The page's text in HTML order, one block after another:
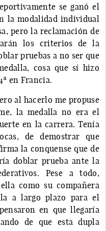
se ganó el
la modalidad individual
pero la reclamación de
los criterios de la
pruebas a no ser que
cosa que sí hizo
en Francia.
al hacerlo me propuse
la medalla no era el
en la carrera. Tenía
de demostrar que
la conquense que de
doblar prueba ante la
Pese a todo,
como su compañera
a largo plazo para el
en que llegaría
de que esta dupla